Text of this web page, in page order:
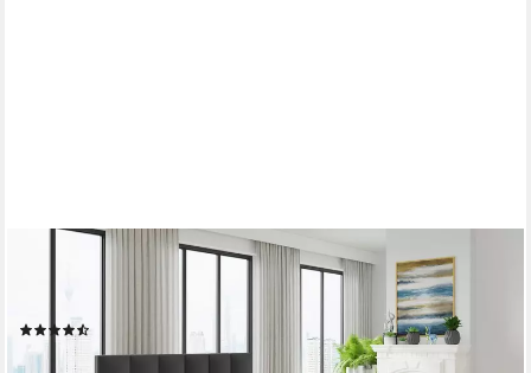
Boxbett Star (mit zwei Bettkästen, Bonell-Matratze und Topper),
Doppelbett, Polsterbett mit Kopfteil, Boxspringbett
ab 599,00 € UVP889,00 €